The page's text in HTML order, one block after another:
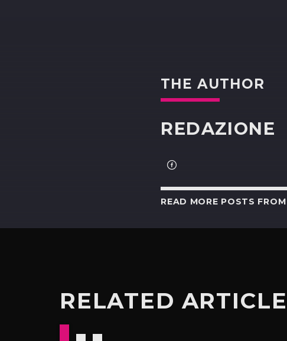
THE AUTHOR
REDAZIONE
READ MORE POSTS FROM
RELATED